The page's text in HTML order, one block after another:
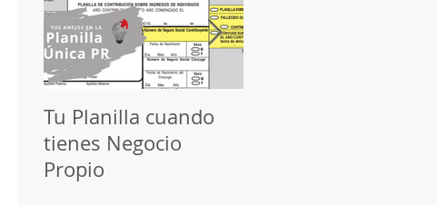
Tu Planilla cuando
tienes Negocio
Propio